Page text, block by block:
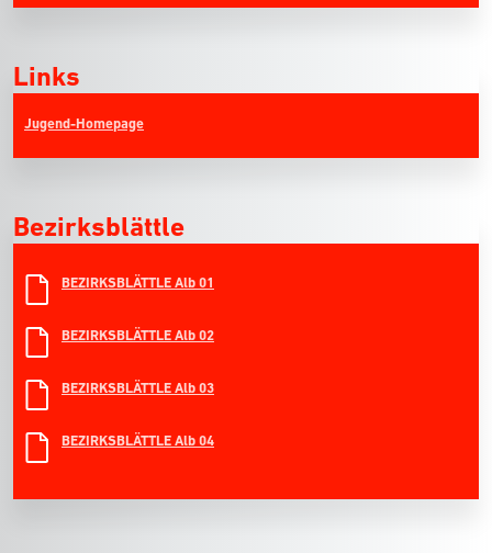
Links
Jugend-Homepage
Bezirksblättle
BEZIRKSBLÄTTLE Alb 01
BEZIRKSBLÄTTLE Alb 02
BEZIRKSBLÄTTLE Alb 03
BEZIRKSBLÄTTLE Alb 04